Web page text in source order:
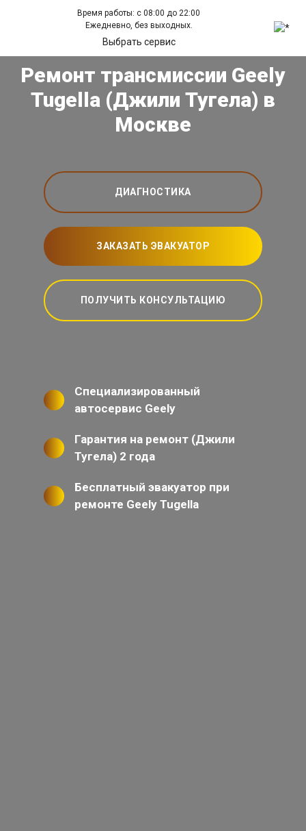
Время работы: с 08:00 до 22:00
Ежедневно, без выходных.
Выбрать сервис
Ремонт трансмиссии Geely
Tugella (Джили Тугела) в
Москве
ДИАГНОСТИКА
ЗАКАЗАТЬ ЭВАКУАТОР
ПОЛУЧИТЬ КОНСУЛЬТАЦИЮ
Специализированный
автосервис Geely
Гарантия на ремонт (Джили
Тугела) 2 года
Бесплатный эвакуатор при
ремонте Geely Tugella